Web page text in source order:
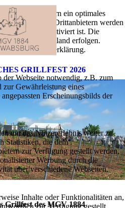
GRILLFEST 2026
Grillfest des MGV 1884
um Besuchern ein optimales
Inhalte von Drittanbietern werden
Option aktiviert ist. Die
in einem Drittland erfolgen.
Datenschutzerklärung.
Webseite notwendig, z.B. zum
Gewährleistung eines
Erscheinungsbilds der
um das Nutzererlebnis weiter zu
Statistiken, die dem
zur Verfügung gestellt werden,
Werbung durch die
über verschiedene Webseiten.
Inhalte oder Funktionalitäten an,
zur Verfügung gestellt